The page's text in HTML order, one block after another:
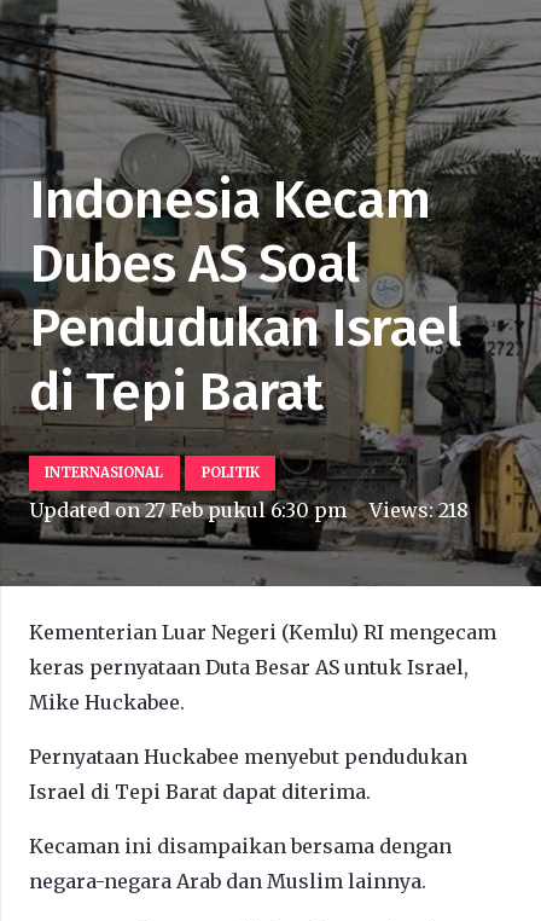
Indonesia Kecam
Dubes AS Soal
Pendudukan Israel
di Tepi Barat
INTERNASIONAL POLITIK
Updated on27 Feb pukul 6:30 pm Views:218
Kementerian Luar Negeri (Kemlu) RI mengecam
keras pernyataan Duta Besar AS untuk Israel,
Mike Huckabee.
Pernyataan Huckabee menyebut pendudukan
Israel di Tepi Barat dapat diterima.
Kecaman ini disampaikan bersama dengan
negara-negara Arab dan Muslim lainnya.